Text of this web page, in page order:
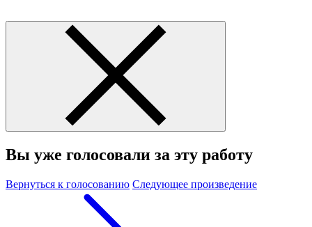
Вы уже голосовали за эту работу
Вернуться к голосованию Следующее произведение